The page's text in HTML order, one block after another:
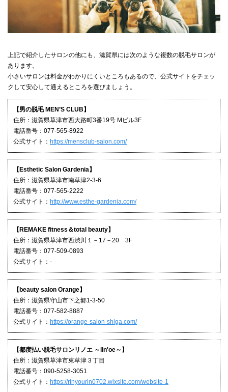
上記で紹介したサロンの他にも、滋賀県には次のような複数の脱毛サロンが
あります。
小さいサロンは料金がわかりにくいところもあるので、公式サイトをチェッ
クして安心して通えるところを選びましょう。
【男の脱毛 MEN’S CLUB】
住所：滋賀県草津市西大路町3番19号 Mビル3F
電話番号：077-565-8922
公式サイト： https://mensclub-salon.com/
【Esthetic Salon Gardenia】
住所：滋賀県草津市南草津2-3-6
電話番号：077-565-2222
公式サイト： http://www.esthe-gardenia.com/
【REMAKE fitness＆total beauty】
住所：滋賀県草津市西渋川１－17－20 3F
電話番号：077-509-0893
公式サイト：-
【beauty salon Orange】
住所：滋賀県守山市下之郷1-3-50
電話番号：077-582-8887
公式サイト： https://orange-salon-shiga.com/
【都度払い脱毛サロンリノエ ～lin'oe～】
住所：滋賀県草津市東草津３丁目
電話番号：090-5258-3051
公式サイト： https://rinyourin0702.wixsite.com/website-1